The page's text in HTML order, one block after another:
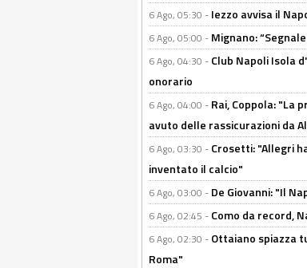
6 Ago, 05:30 - Iezzo avvisa il
6 Ago, 05:00 - Mignano:
6 Ago, 04:30 - Club Napoli Isola
onorario
6 Ago, 04:00 - Rai, Coppola: "La
avuto delle rassicurazioni da
6 Ago, 03:30 - Crosetti: "Allegri
inventato il calcio"
6 Ago, 03:00 - De Giovanni: "Il
6 Ago, 02:45 - Como da record,
6 Ago, 02:30 - Ottaiano spiazza
Roma"